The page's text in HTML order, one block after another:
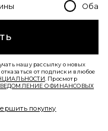
Оба
нашу рассылку о новых
от подписки в любое
. Просмотр
О ФИНАНСОВЫХ
покупку